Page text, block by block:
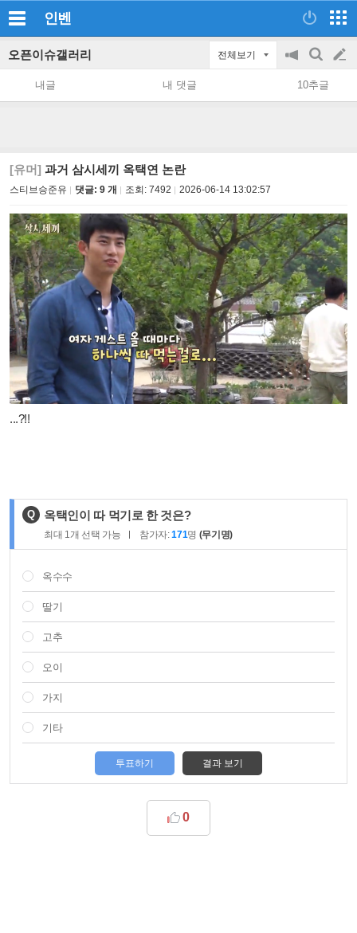
인벤
오픈이슈갤러리 전체보기
공
지
on/off
검
색
글
쓰
내글 내 댓글 10추글
[유머] 과거 삼시세끼 옥택연 논란
스티브승준유 댓글: 9 개 조회: 7492 2026-06-14 13:02:57
...?!!
Q
제
목
:
옥택인이 따 먹기로 한 것은?
최대 1 개 선택 가능 참가자:171명 (무기명)
옥수수
딸기
고추
오이
가지
기타
투표하기 결과 보기
0